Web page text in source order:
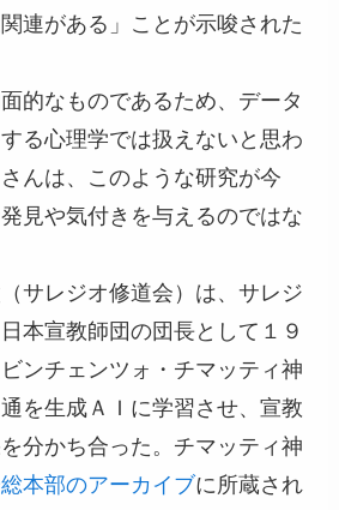
連がある」ことが示唆された
的なものであるため、データ
る心理学では扱えないと思わ
んは、このような研究が今
見や気付きを与えるのではな
サレジオ修道会）は、サレジ
本宣教師団の団長として１９
ンチェンツォ・チマッティ神
を生成ＡＩに学習させ、宣教
分かち合った。チマッティ神
総本部のアーカイブに所蔵され